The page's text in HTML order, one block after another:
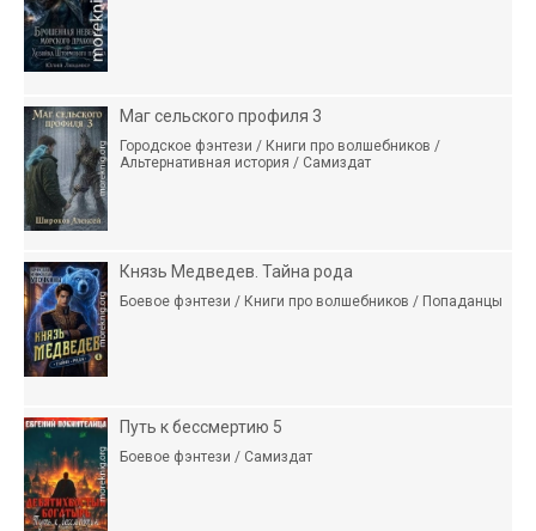
Маг сельского профиля 3
Городское фэнтези / Книги про волшебников /
Альтернативная история / Самиздат
Князь Медведев. Тайна рода
Боевое фэнтези / Книги про волшебников / Попаданцы
Путь к бессмертию 5
Боевое фэнтези / Самиздат